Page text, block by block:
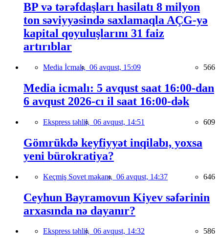
BP və tərəfdaşları hasilatı 8 milyon
ton səviyyəsində saxlamaqla AÇG-yə
kapital qoyuluşlarını 31 faiz
artırıblar
Media İcmalı, 06 avqust, 15:09 566
Media icmalı: 5 avqust saat 16:00-dan
6 avqust 2026-cı il saat 16:00-dək
Ekspress təhlil, 06 avqust, 14:51 609
Gömrükdə keyfiyyət inqilabı, yoxsa
yeni bürokratiya?
Keçmiş Sovet məkanı, 06 avqust, 14:37 646
Ceyhun Bayramovun Kiyev səfərinin
arxasında nə dayanır?
Ekspress təhlil, 06 avqust, 14:32 586